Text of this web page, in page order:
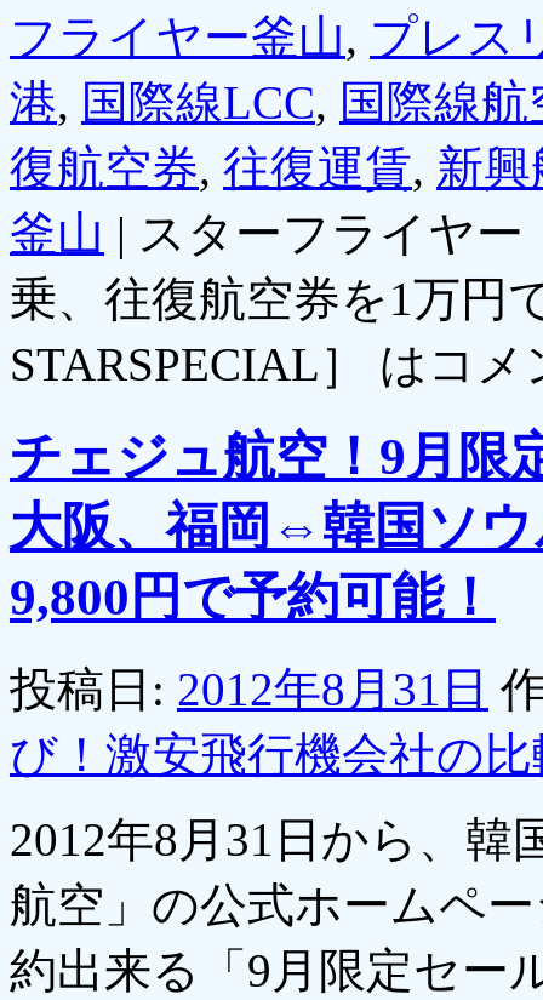
フライヤー釜山, プレス
港, 国際線LCC, 国際線航
復航空券, 往復運賃, 新
釜山 | スターフライヤー
乗、往復航空券を1万円
STARSPECIAL］ は コメ
チェジュ航空！9月限
大阪、福岡⇔韓国ソ
9,800円で予約可能！
投稿日: 2012年8月31日
び！激安飛行機会社の
2012年8月31日から、
航空」の公式ホームペ
約出来る「9月限定セー